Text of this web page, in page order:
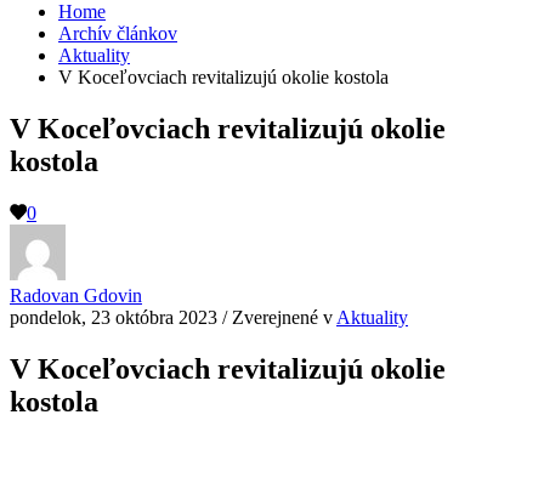
Home
Archív článkov
Aktuality
V Koceľovciach revitalizujú okolie kostola
V Koceľovciach revitalizujú okolie
kostola
0
Radovan Gdovin
pondelok, 23 októbra 2023 / Zverejnené v Aktuality
V Koceľovciach revitalizujú okolie
kostola